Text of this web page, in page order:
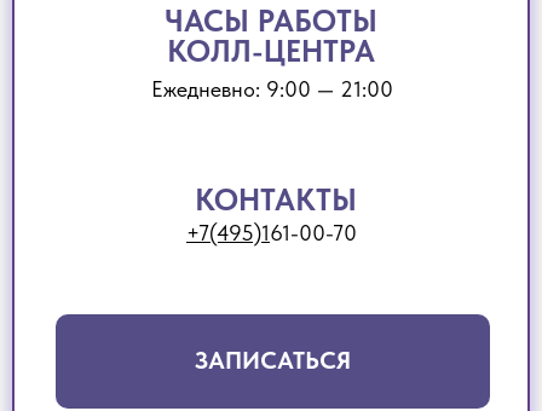
+7(495)161-00-70
ЗАПИСАТЬСЯ
КОНТАКТЫ
Ежедневно: 9:00 — 21:00
ЧАСЫ РАБОТЫ
КОЛЛ-ЦЕНТРА